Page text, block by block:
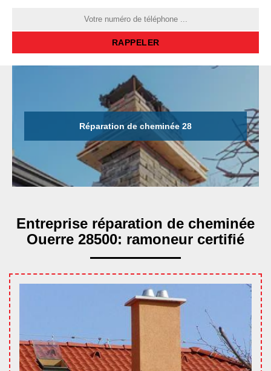
Réparation de cheminée 28
Entreprise réparation de cheminée
Ouerre 28500: ramoneur certifié